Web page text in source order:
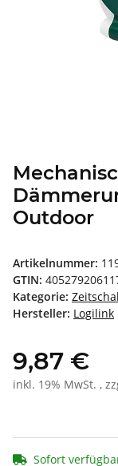
Outdoor
Artikelnummer:
GTIN:
Kategorie:
Hersteller: Logilink
9,87 €
inkl. 19% MwSt. ,
Sofort